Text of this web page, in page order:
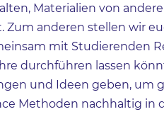
Materialien von
anderen stellen wir
mit Studierenden
durchführen lassen
und Ideen geben, um
Methoden nachhaltig in